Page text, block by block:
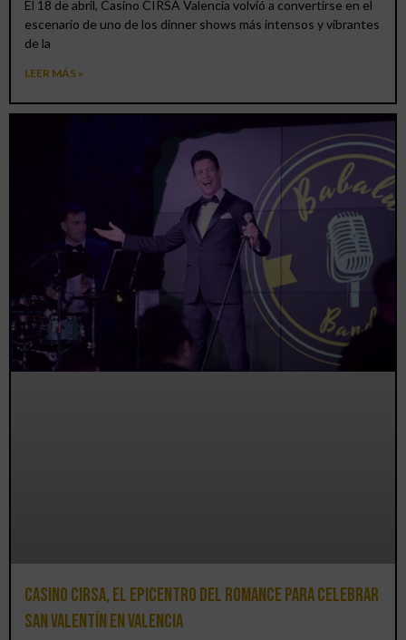
El 18 de abril, Casino CIRSA Valencia volvió a convertirse en el
escenario de uno de los dinner shows más intensos y vibrantes
de la
LEER MÁS »
Casino CIRSA, el epicentro del romance para celebrar
San Valentín en Valencia